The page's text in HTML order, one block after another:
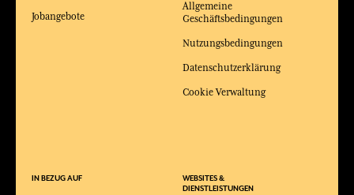
Allgemeine
Geschäftsbedingungen
Nutzungsbedingungen
Datenschutzerklärung
Cookie Verwaltung
WEBSITES &
DIENSTLEISTUNGEN
IN BEZUG AUF
Jobangebote